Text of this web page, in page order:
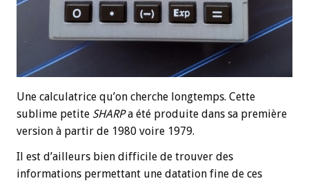
Une calculatrice qu’on cherche longtemps. Cette
sublime petite SHARPa été produite dans sa première
version à partir de 1980 voire 1979.
Il est d’ailleurs bien difficile de trouver des
informations permettant une datation fine de ces